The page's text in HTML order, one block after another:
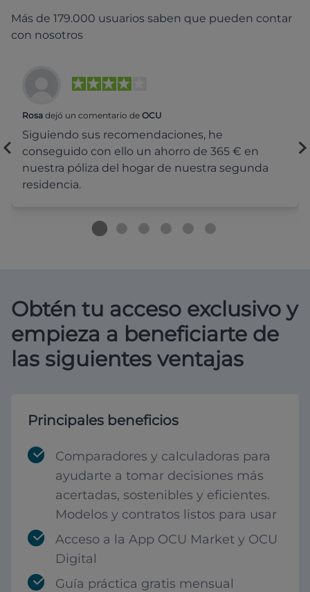
Más de 179.000 usuarios saben que pueden contar
con nosotros
Rosa dejó un comentario de OCU
Siguiendo sus recomendaciones, he
conseguido con ello un ahorro de 365 € en
nuestra póliza del hogar de nuestra segunda
residencia.
Obtén tu acceso exclusivo y
empieza a beneficiarte de
las siguientes ventajas
Principales beneficios
Comparadores y calculadoras para
ayudarte a tomar decisiones más
acertadas, sostenibles y eficientes.
Modelos y contratos listos para usar
Acceso a la App OCU Market y OCU
Digital
Guía práctica gratis mensual